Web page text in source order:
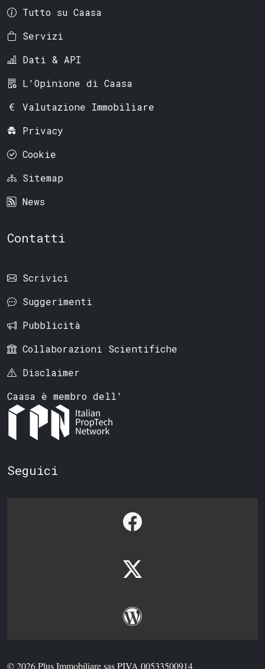
Tutto su Caasa
Servizi
Dati & API
L'Opinione di Caasa
Valutazione Immobiliare
Privacy
Cookie
Sitemap
News
Contatti
Scrivici
Suggerimenti
Pubblicità
Collaborazioni Scientifiche
Disclaimer
Caasa è membro dell'
Seguici
© 2026 Plus Immobiliare sas PIVA 00533500914